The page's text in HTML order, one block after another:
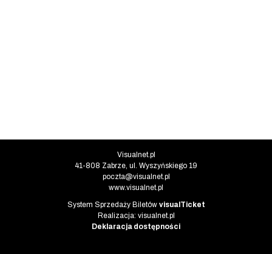
Informacje o instytucji
Visualnet.pl
41-808 Zabrze, ul. Wyszyńskiego 19
poczta@visualnet.pl
www.visualnet.pl
Informacje o systemie
System Sprzedaży Biletów visualTicket
Realizacja: visualnet.pl(otwiera się w nowej karcie)
Deklaracja dostępności(otwiera się w nowej karcie)